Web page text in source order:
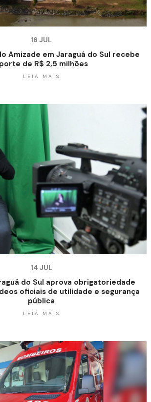
16 JUL
Amizade em Jaraguá do Sul recebe
de R$ 2,5 milhões
LEIA MAIS
14 JUL
do Sul aprova obrigatoriedade
oficiais de utilidade e segurança
pública
LEIA MAIS